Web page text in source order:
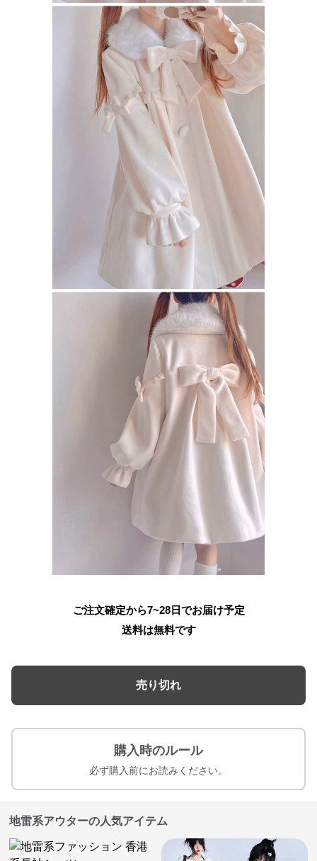
ご注文確定から7~28日でお届け予定
送料は無料です
売り切れ
購入時のルール
必ず購入前にお読みください。
地雷系アウターの人気アイテム